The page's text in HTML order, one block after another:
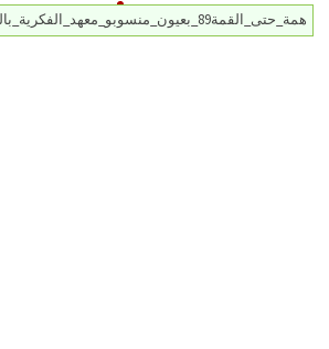
#همة_حتى_القمة89_بعيون_منسوبو_معهد_الفكرية_بالحصمة